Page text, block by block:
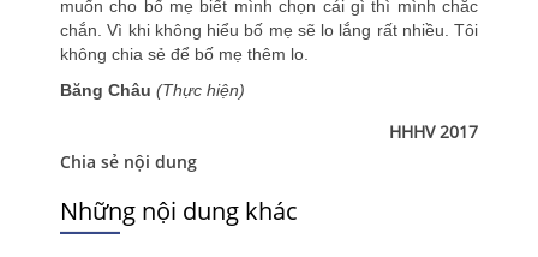
muốn cho bố mẹ biết mình chọn cái gì thì mình chắc
chắn. Vì khi không hiểu bố mẹ sẽ lo lắng rất nhiều. Tôi
không chia sẻ để bố mẹ thêm lo.
Băng Châu (Thực hiện)
HHHV 2017
Chia sẻ nội dung
Những nội dung khác